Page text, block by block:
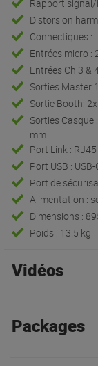
Rapport
Distorsion
Connectiques :
Entrées micro :
Entrées Ch 3 &
Sorties Master
Sortie Booth:
Sorties Casque
mm
Port Link :
Port USB :
Port de
Alimentation :
Dimensions :
Poids : 13.5 kg
Vidéos
Packages